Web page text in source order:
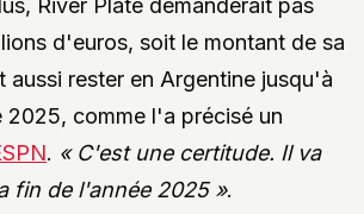
River Plate demanderait pas
d'euros, soit le montant de sa
aussi rester en Argentine jusqu'à
2025, comme l'a précisé un
. « C'est une certitude. Il va
fin de l'année 2025 ».